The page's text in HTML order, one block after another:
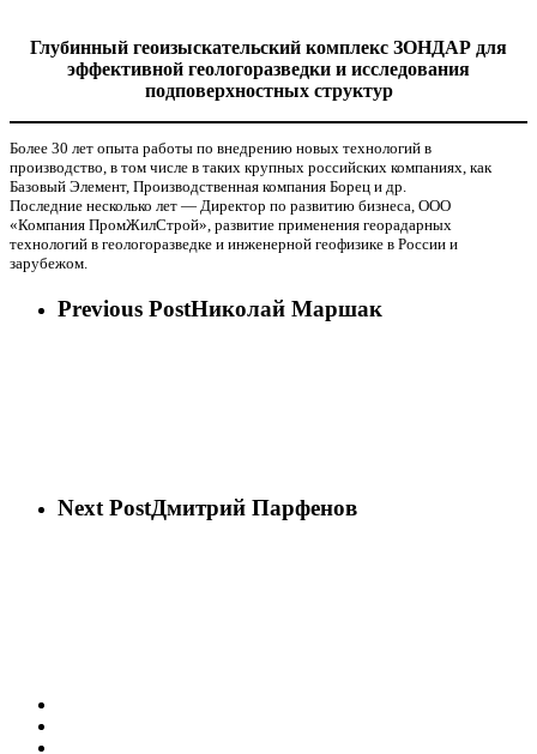
Глубинный геоизыскательский комплекс ЗОНДАР для
эффективной геологоразведки и исследования
подповерхностных структур
Более 30 лет опыта работы по внедрению новых технологий в
производство, в том числе в таких крупных российских компаниях, как
Базовый Элемент, Производственная компания Борец и др.
Последние несколько лет — Директор по развитию бизнеса, ООО
«Компания ПромЖилСтрой», развитие применения георадарных
технологий в геологоразведке и инженерной геофизике в России и
зарубежом.
Previous PostНиколай Маршак
Next PostДмитрий Парфенов